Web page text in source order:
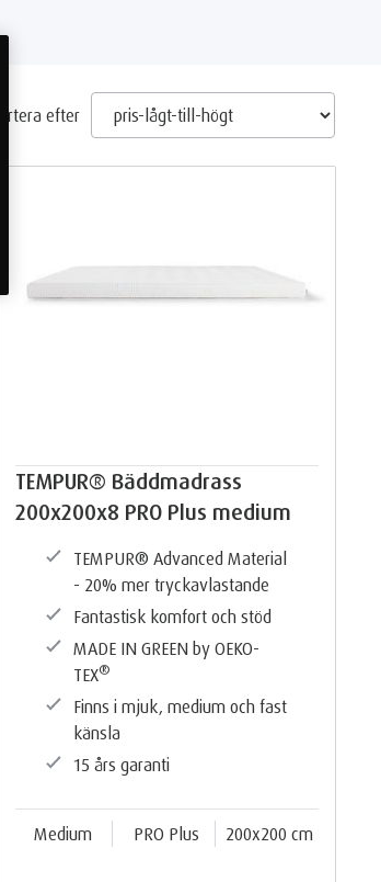
Sortera efter
TEMPUR® Bäddmadrass
200x200x8 PRO Plus medium
TEMPUR®️ Advanced Material
- 20% mer tryckavlastande
Fantastisk komfort och stöd
MADE IN GREEN by OEKO-
TEX®️
Finns i mjuk, medium och fast
känsla
15 års garanti
Medium PRO Plus 200x200 cm